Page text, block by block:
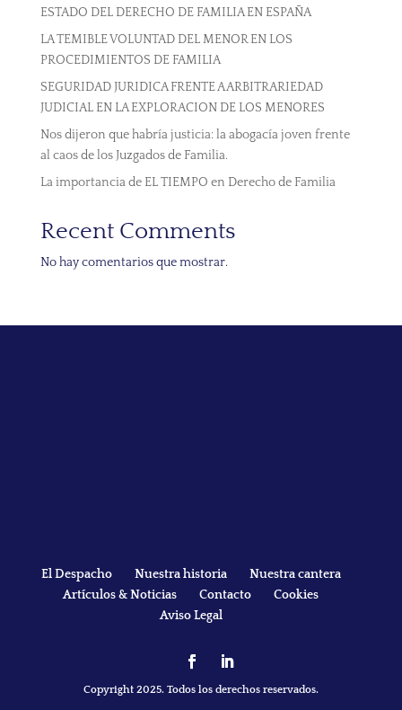
ESTADO DEL DERECHO DE FAMILIA EN ESPAÑA
LA TEMIBLE VOLUNTAD DEL MENOR EN LOS
PROCEDIMIENTOS DE FAMILIA
SEGURIDAD JURIDICA FRENTE A ARBITRARIEDAD
JUDICIAL EN LA EXPLORACION DE LOS MENORES
Nos dijeron que habría justicia: la abogacía joven frente
al caos de los Juzgados de Familia.
La importancia de EL TIEMPO en Derecho de Familia
Recent Comments
No hay comentarios que mostrar.
El Despacho Nuestra historia
Nuestra cantera
Artículos & Noticias
Contacto
Cookies
Aviso Legal
Copyright 2025. Todos los derechos reservados.